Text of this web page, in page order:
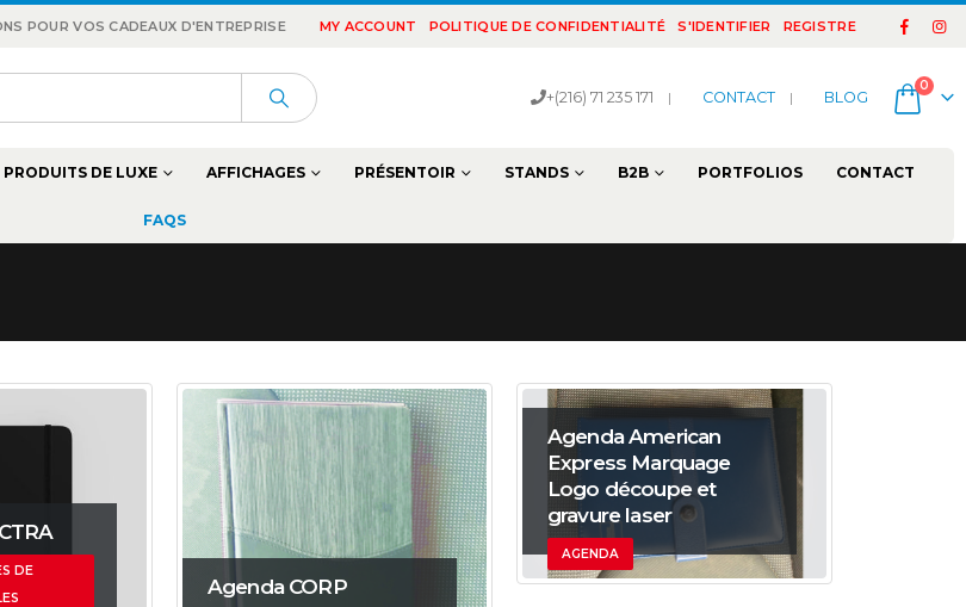
POUR VOS CADEAUX D'ENTREPRISE MY ACCOUNT POLITIQUE DE CONFIDENTIALITÉ S'IDENTIFIER REGISTRE
+(216) 71 235 171 | CONTACT | BLOG
0
PRODUITS DE LUXE AFFICHAGES PRÉSENTOIR STANDS B2B PORTFOLIOS CONTACT
FAQS
DE
Agenda CORP
Agenda American
Express Marquage
Logo découpe et
gravure laser
AGENDA